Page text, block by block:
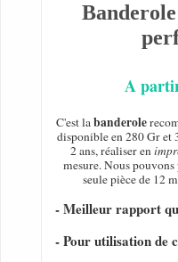
A
C'est labanderole
disponible en 280 Gr et
2 ans, réaliser en
mesure. Nous
seule pièce de 12
- Meilleur rapport
- Pour utilisation de